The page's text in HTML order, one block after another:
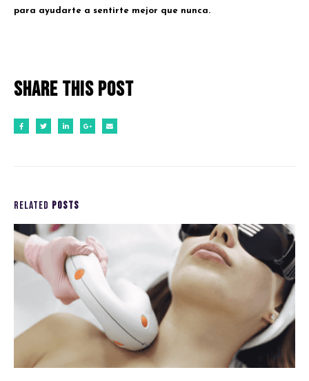
para ayudarte a sentirte mejor que nunca.
Share this post
RELATED POSTS